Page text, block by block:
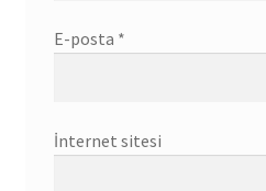
E-posta *
İnternet sitesi